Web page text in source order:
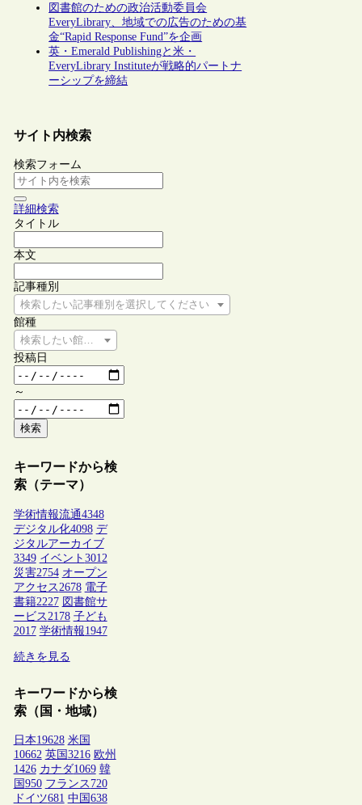
図書館のための政治活動委員会
EveryLibrary、地域での広告のための基
金“Rapid Response Fund”を企画
英・Emerald Publishingと米・
EveryLibrary Instituteが戦略的パートナ
ーシップを締結
サイト内検索
検索フォーム
詳細検索
タイトル
本文
記事種別
検索したい記事種別を選択してください
館種
検索したい館種を選択してください
投稿日
～
検索
キーワードから検
索（テーマ）
学術情報流通4348
デジタル化4098 デ
ジタルアーカイブ
3349 イベント 3012
災害2754 オープン
アクセス 2678 電子
書籍2227 図書館サ
ービス 2178 子ども
2017 学術情報1947
続きを見る
キーワードから検
索（国・地域）
日本19628 米国
10662 英国 3216 欧州
1426 カナダ1069 韓
国 950 フランス 720
ドイツ681 中国 638